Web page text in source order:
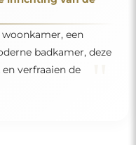
een
badkamer, deze
verfraaien de